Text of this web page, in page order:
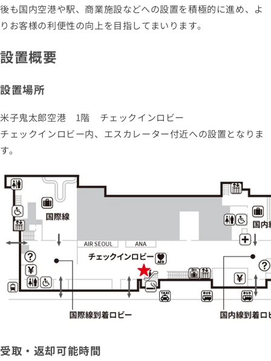
後も国内空港や駅、商業施設などへの設置を積極的に進め、よ
りお客様の利便性の向上を目指してまいります。
設置概要
設置場所
米子鬼太郎空港 1階 チェックインロビー
チェックインロビー内、エスカレーター付近への設置となりま
す。
受取・返却可能時間